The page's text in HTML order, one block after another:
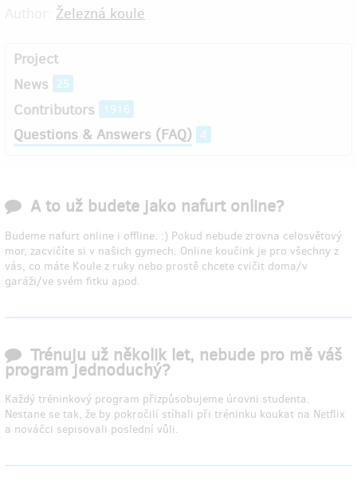
Železná koule
Project
News
25
Contributors 1916
Questions & Answers (FAQ) 4
A to už budete jako nafurt online?
Budeme nafurt online i offline. :) Pokud nebude zrovna celosvětový
mor, zacvičíte si v našich gymech. Online koučink je pro všechny z
vás, co máte Koule z ruky nebo prostě chcete cvičit doma/v
garáži/ve svém fitku apod.
Trénuju už několik let, nebude pro mě váš
program jednoduchý?
Každý tréninkový program přizpůsobujeme úrovni studenta.
Nestane se tak, že by pokročilí stíhali při tréninku koukat na Netflix
a nováčci sepisovali poslední vůli.